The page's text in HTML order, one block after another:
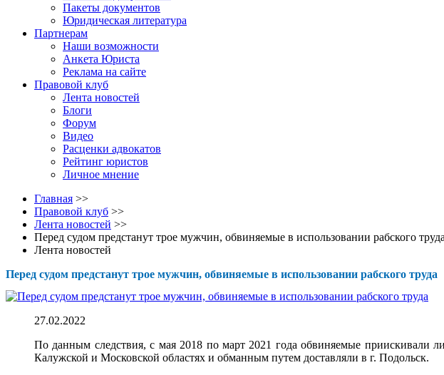
Пакеты документов
Юридическая литература
Партнерам
Наши возможности
Анкета Юриста
Реклама на сайте
Правовой клуб
Лента новостей
Блоги
Форум
Видео
Расценки адвокатов
Рейтинг юристов
Личное мнение
Главная >>
Правовой клуб >>
Лента новостей >>
Перед судом предстанут трое мужчин, обвиняемые в использовании рабского труда
Лента новостей
Перед судом предстанут трое мужчин, обвиняемые в использовании рабского труда
27.02.2022
По данным следствия, с мая 2018 по март 2021 года обвиняемые приискивали
Калужской и Московской областях и обманным путем доставляли в г. Подольск.